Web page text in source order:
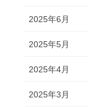
2025年6月
2025年5月
2025年4月
2025年3月